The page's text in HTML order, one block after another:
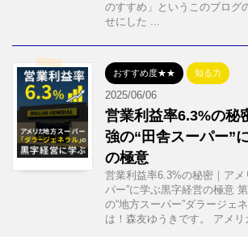
のすすめ」というこのブログ
せにした ...
おすすめ度★★ 知る力
2025/06/06
営業利益率6.3%の秘
強の“田舎スーパー”
の極意
営業利益率6.3%の秘密｜アメ
パー”に学ぶ黒字経営の極意
の“地方スーパー”ダラージェ
は！森友ゆうきです。 アメ